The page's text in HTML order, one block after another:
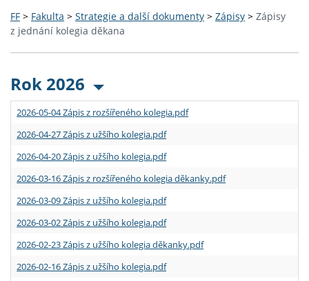
FF > Fakulta > Strategie a další dokumenty > Zápisy > Zápisy
z jednání kolegia děkana
Rok 2026
2026-05-04 Zápis z rozšířeného kolegia.pdf
2026-04-27 Zápis z užšího kolegia.pdf
2026-04-20 Zápis z užšího kolegia.pdf
2026-03-16 Zápis z rozšířeného kolegia děkanky.pdf
2026-03-09 Zápis z užšího kolegia.pdf
2026-03-02 Zápis z užšího kolegia.pdf
2026-02-23 Zápis z užšího kolegia děkanky.pdf
2026-02-16 Zápis z užšího kolegia.pdf